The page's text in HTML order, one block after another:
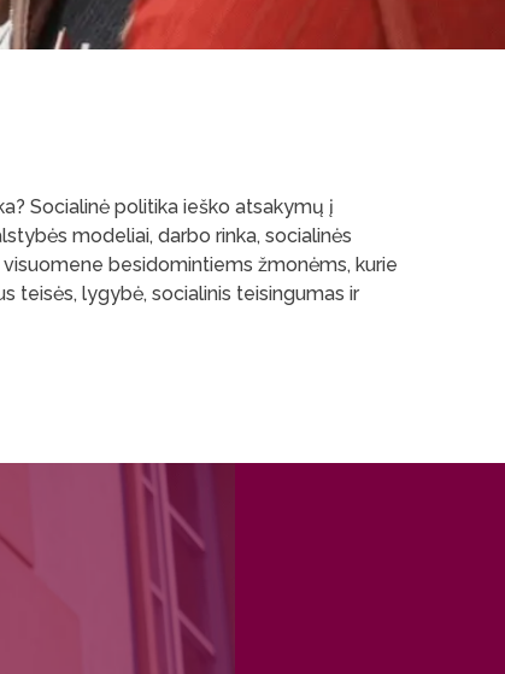
Socialinė politika ieško atsakymų į
modeliai, darbo rinka, socialinės
besidomintiems žmonėms, kurie
teisės, lygybė, socialinis teisingumas ir